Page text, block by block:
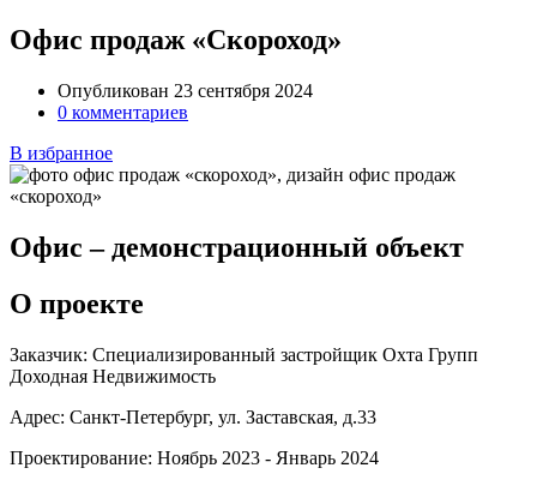
Офис продаж «Скороход»
Опубликован 23 сентября 2024
0 комментариев
В избранное
Офис – демонстрационный объект
О проекте
Заказчик: Специализированный застройщик Охта Групп
Доходная Недвижимость
Адрес: Санкт-Петербург, ул. Заставская, д.33
Проектирование: Ноябрь 2023 - Январь 2024